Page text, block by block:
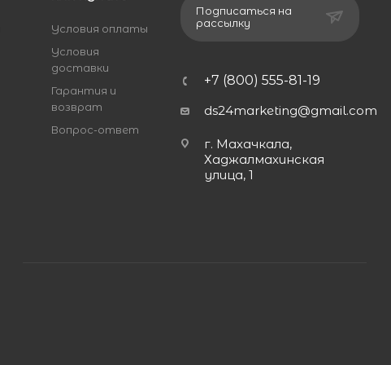
Условия оплаты
Условия
доставки
Гарантия и
возврат
Вопрос-ответ
Подписаться на
рассылку
+7 (800) 555-81-19
ds24marketing@gmail.com
г. Махачкала,
Хаджалмахинская
улица, 1